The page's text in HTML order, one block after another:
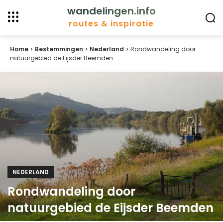
wandelingen.info
routes & inspiratie
Home Bestemmingen Nederland
Rondwandeling door
natuurgebied de Eijsder Beemden
NEDERLAND
Rondwandeling door
natuurgebied de Eijsder Beemden